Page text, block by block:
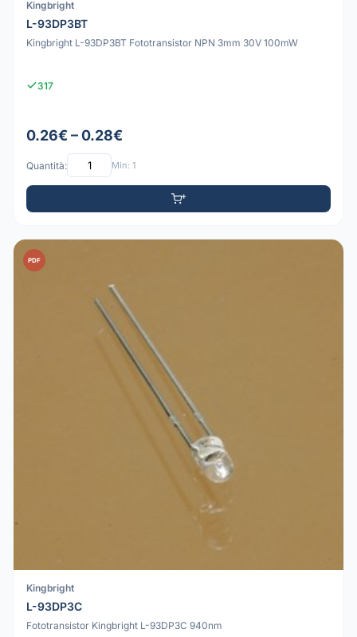
Kingbright
L-93DP3BT
Kingbright L-93DP3BT Fototransistor NPN 3mm 30V 100mW
317
0.26€ – 0.28€
Quantità: Min: 1
PDF
Kingbright
L-93DP3C
Fototransistor Kingbright L-93DP3C 940nm